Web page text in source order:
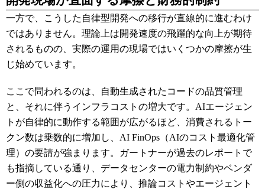
一方で、こうした自律型開発への移行が直線的に進むわけ
ではありません。理論上は開発速度の飛躍的な向上が期待
されるものの、実際の運用の現場ではいくつかの摩擦が生
じ始めています。
ここで問われるのは、自動生成されたコードの品質管理
と、それに伴うインフラコストの増大です。AIエージェン
トが自律的に動作する範囲が広がるほど、消費されるトー
クン数は乗数的に増加し、AI FinOps（AIのコスト最適化管
理）の要請が強まります。ガートナーが過去のレポートで
も指摘している通り、データセンターの電力制約やベンダ
ー側の収益化への圧力により、推論コストやエージェント